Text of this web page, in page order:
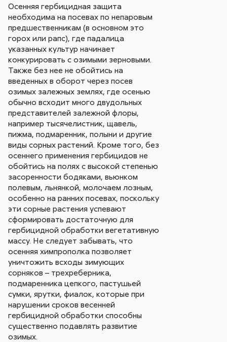
Осенняя гербицидная защита
необходима на посевах по непаровым
предшественникам (в основном это
горох или рапс), где падалица
указанных культур начинает
конкурировать с озимыми зерновыми.
Также без нее не обойтись на
введенных в оборот через посев
озимых залежных землях, где осенью
обычно всходит много двудольных
представителей залежной флоры,
например тысячелистник, щавель,
пижма, подмаренник, полыни и другие
виды сорных растений. Кроме того, без
осеннего применения гербицидов не
обойтись на полях с высокой степенью
засоренности бодяками, вьюнком
полевым, льнянкой, молочаем лозным,
особенно на ранних посевах, поскольку
эти сорные растения успевают
сформировать достаточную для
гербицидной обработки вегетативную
массу. Не следует забывать, что
осенняя химпрополка позволяет
уничтожить всходы зимующих
сорняков – трехреберника,
подмаренника цепкого, пастушьей
сумки, ярутки, фиалок, которые при
нарушении сроков весенней
гербицидной обработки способны
существенно подавлять развитие
озимых.